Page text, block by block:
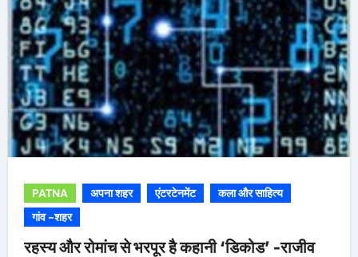
PATNA अपना शहर एंटरटेनमेंट
कला और साहित्य
गांव -शहर
रहस्य और रोमांच से भरपूर है कहानी ‘डिकोड’ -राजीव